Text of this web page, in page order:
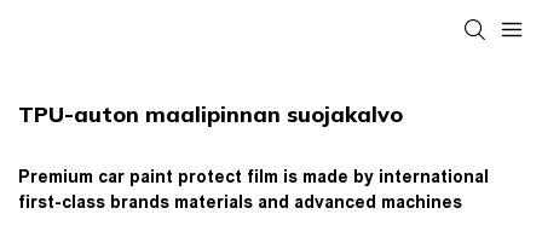
TPU-auton maalipinnan suojakalvo
Premium car paint protect film is made by international
first-class brands materials and advanced machines